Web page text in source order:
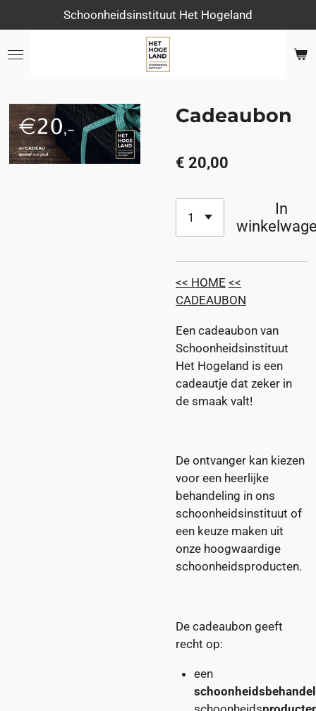
direct
naar
Schoonheidsinstituut Het Hogeland
Cadeaubon
€ 20,00
In
<< HOME <<
CADEAUBON
Een cadeaubon van
Schoonheidsinstituut
Het Hogeland is een
cadeautje dat zeker in
de smaak valt!
De ontvanger kan kiezen
voor een heerlijke
behandeling in ons
schoonheidsinstituut of
een keuze maken uit
onze hoogwaardige
schoonheidsproducten.
De cadeaubon geeft
recht op:
een